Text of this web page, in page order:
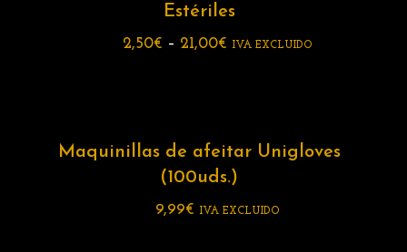
Estériles
2,50€ – 21,00€ IVA EXCLUIDO
Maquinillas de afeitar Unigloves
(100uds.)
9,99€ IVA EXCLUIDO